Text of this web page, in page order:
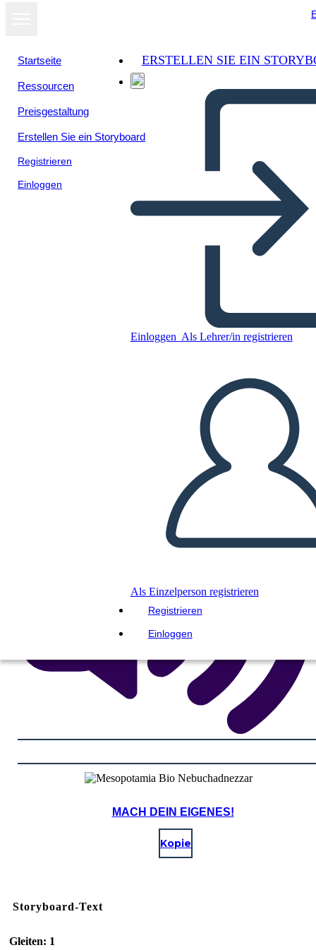
Startseite
Ressourcen
Preisgestaltung
Erstellen Sie ein Storyboard
Registrieren
Einloggen
ERSTELLEN SIE EIN
Einloggen Als Lehrer/in registrieren
Als Einzelperson registrieren
Registrieren
Einloggen
Nebuchadnezzar
ERSTELLEN SIE EIN STORYBOARD
DIASHOW ABSPIELEN
LIES MIR VOR
MACH DEIN EIGENES!
Kopie
Storyboard-Text
Gleiten: 1